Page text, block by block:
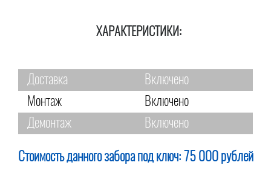
ХАРАКТЕРИСТИКИ:
Доставка
Включено
Монтаж
Включено
Демонтаж
Включено
Стоимость данного забора под ключ: 75 000 рублей